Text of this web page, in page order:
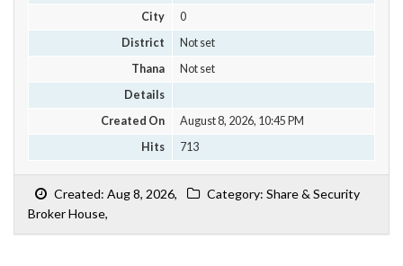
City
0
District
Not set
Thana
Not set
Details
Created On
August 8, 2026, 10:45 PM
Hits
713
Created: Aug 8, 2026,
Category: Share & Security
Broker House,